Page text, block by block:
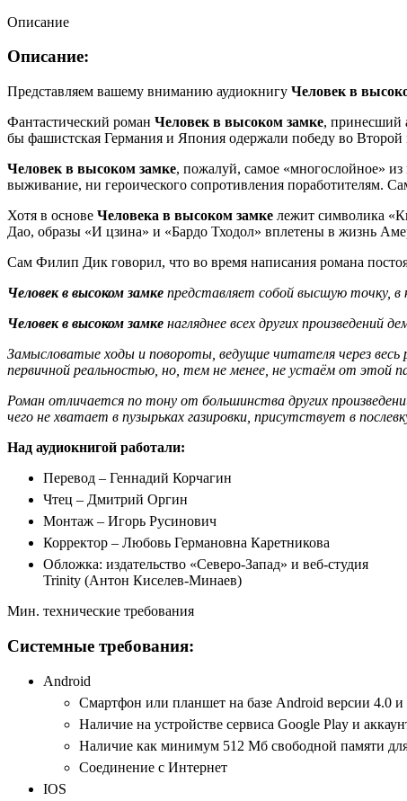
Описание
Описание:
Представляем вашему вниманию аудиокнигу Человек в
Фантастический роман Человек в высоком замке, принесший
бы фашистская Германия и Япония одержали победу во
Человек в высоком замке, пожалуй, самое «многослойное»
выживание, ни героического сопротивления поработителям.
Хотя в основе Человека в высоком замке лежит символика
Дао, образы «И цзина» и «Бардо Тходол» вплетены в жизнь
Сам Филип Дик говорил, что во время написания романа
Человек в высоком замке представляет собой высшую точку, в
Человек в высоком замке нагляднее всех других
Замысловатые ходы и повороты, ведущие читателя через
первичной реальностью, но, тем не менее, не устаём от
Роман отличается по тону от большинства других
чего не хватает в пузырьках газировки, присутствует в
Над аудиокнигой работали:
Перевод – Геннадий Корчагин
Чтец – Дмитрий Оргин
Монтаж – Игорь Русинович
Корректор – Любовь Германовна Каретникова
Обложка: издательство «Северо-Запад» и веб-студия
Trinity (Антон Киселев-Минаев)
Мин. технические требования
Системные требования:
Android
Смартфон или планшет на базе Android версии 4.0
Наличие на устройстве сервиса Google Play и
Наличие как минимум 512 Мб свободной памяти для
Соединение с Интернет
IOS